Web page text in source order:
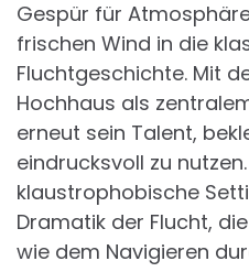
Gespür für
frischen Wind in die
Fluchtgeschichte. Mit
Hochhaus als
erneut sein Talent,
eindrucksvoll zu
klaustrophobische
Dramatik der Flucht,
wie dem Navigieren